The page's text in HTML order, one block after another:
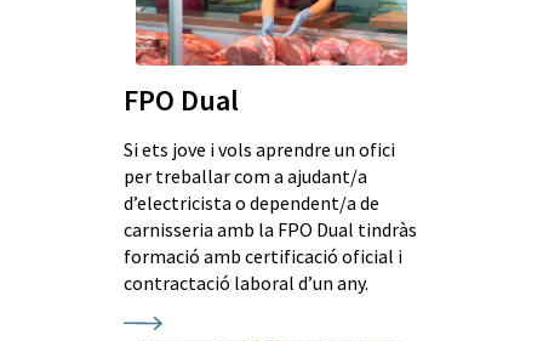
FPO Dual
Si ets jove i vols aprendre un ofici
per treballar com a ajudant/a
d’electricista o dependent/a de
carnisseria amb la FPO Dual tindràs
formació amb certificació oficial i
contractació laboral d’un any.